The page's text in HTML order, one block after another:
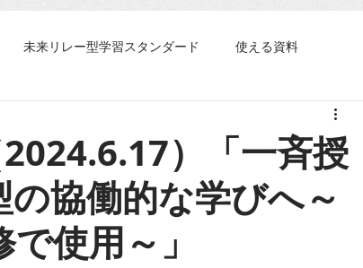
未来リレー型学習スタンダード 使える資料
教員研修の手引き書
）「一斉授
協働的な学びへ～
使用～」